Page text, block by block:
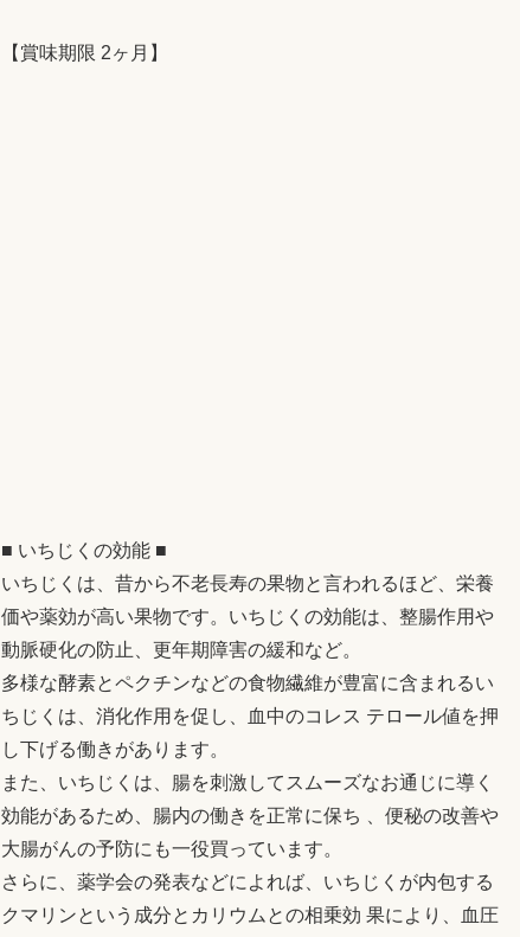
【賞味期限 2ヶ月】
■ いちじくの効能 ■
いちじくは、昔から不老長寿の果物と言われるほど、栄養
価や薬効が高い果物です。いちじくの効能は、整腸作用や
動脈硬化の防止、更年期障害の緩和など。
多様な酵素とペクチンなどの食物繊維が豊富に含まれるい
ちじくは、消化作用を促し、血中のコレス テロール値を押
し下げる働きがあります。
また、いちじくは、腸を刺激してスムーズなお通じに導く
効能があるため、腸内の働きを正常に保ち 、便秘の改善や
大腸がんの予防にも一役買っています。
さらに、薬学会の発表などによれば、いちじくが内包する
クマリンという成分とカリウムとの相乗効 果により、血圧